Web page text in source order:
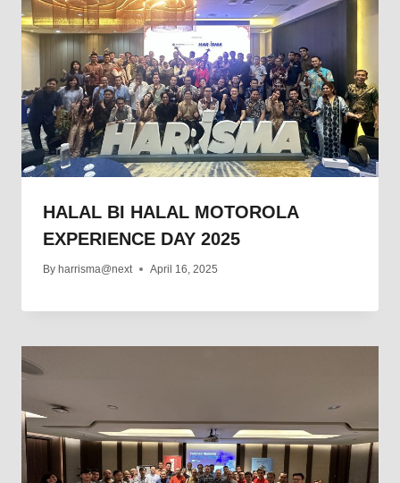
HALAL BI HALAL MOTOROLA
EXPERIENCE DAY 2025
By harrisma@next April 16, 2025